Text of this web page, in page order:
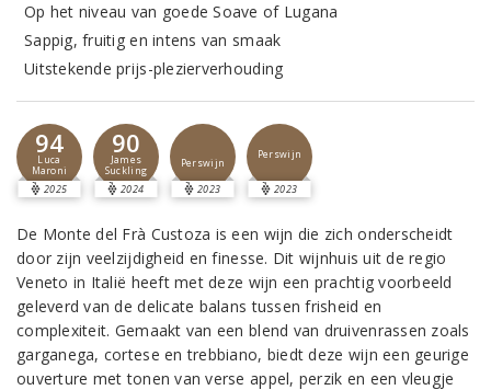
Op het niveau van goede Soave of Lugana
Sappig, fruitig en intens van smaak
Uitstekende prijs-plezierverhouding
94
Luca
Maroni
2025
90
James
Suckling
2024
Perswijn
2023
Perswijn
2023
De Monte del Frà Custoza is een wijn die zich onderscheidt
door zijn veelzijdigheid en finesse. Dit wijnhuis uit de regio
Veneto in Italië heeft met deze wijn een prachtig voorbeeld
geleverd van de delicate balans tussen frisheid en
complexiteit. Gemaakt van een blend van druivenrassen zoals
garganega, cortese en trebbiano, biedt deze wijn een geurige
ouverture met tonen van verse appel, perzik en een vleugje